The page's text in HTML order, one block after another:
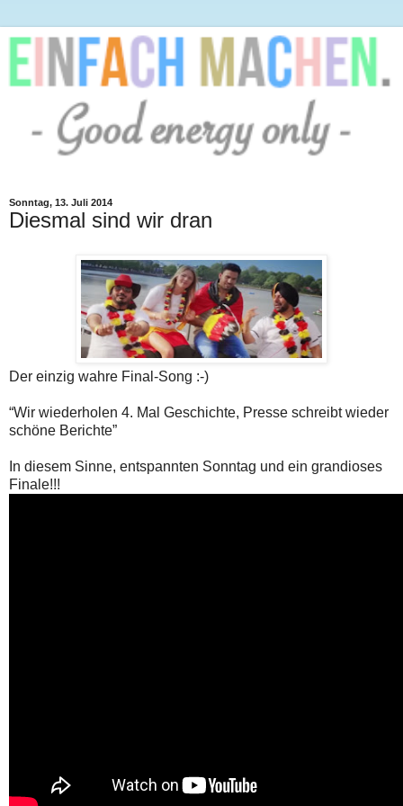
Sonntag, 13. Juli 2014
Diesmal sind wir dran
Der einzig wahre Final-Song :-)
“Wir wiederholen 4. Mal Geschichte, Presse schreibt wieder
schöne Berichte”
In diesem Sinne, entspannten Sonntag und ein grandioses
Finale!!!